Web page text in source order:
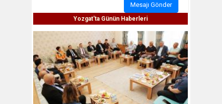
Mesajı Gönder
Yozgat'ta Günün Haberleri